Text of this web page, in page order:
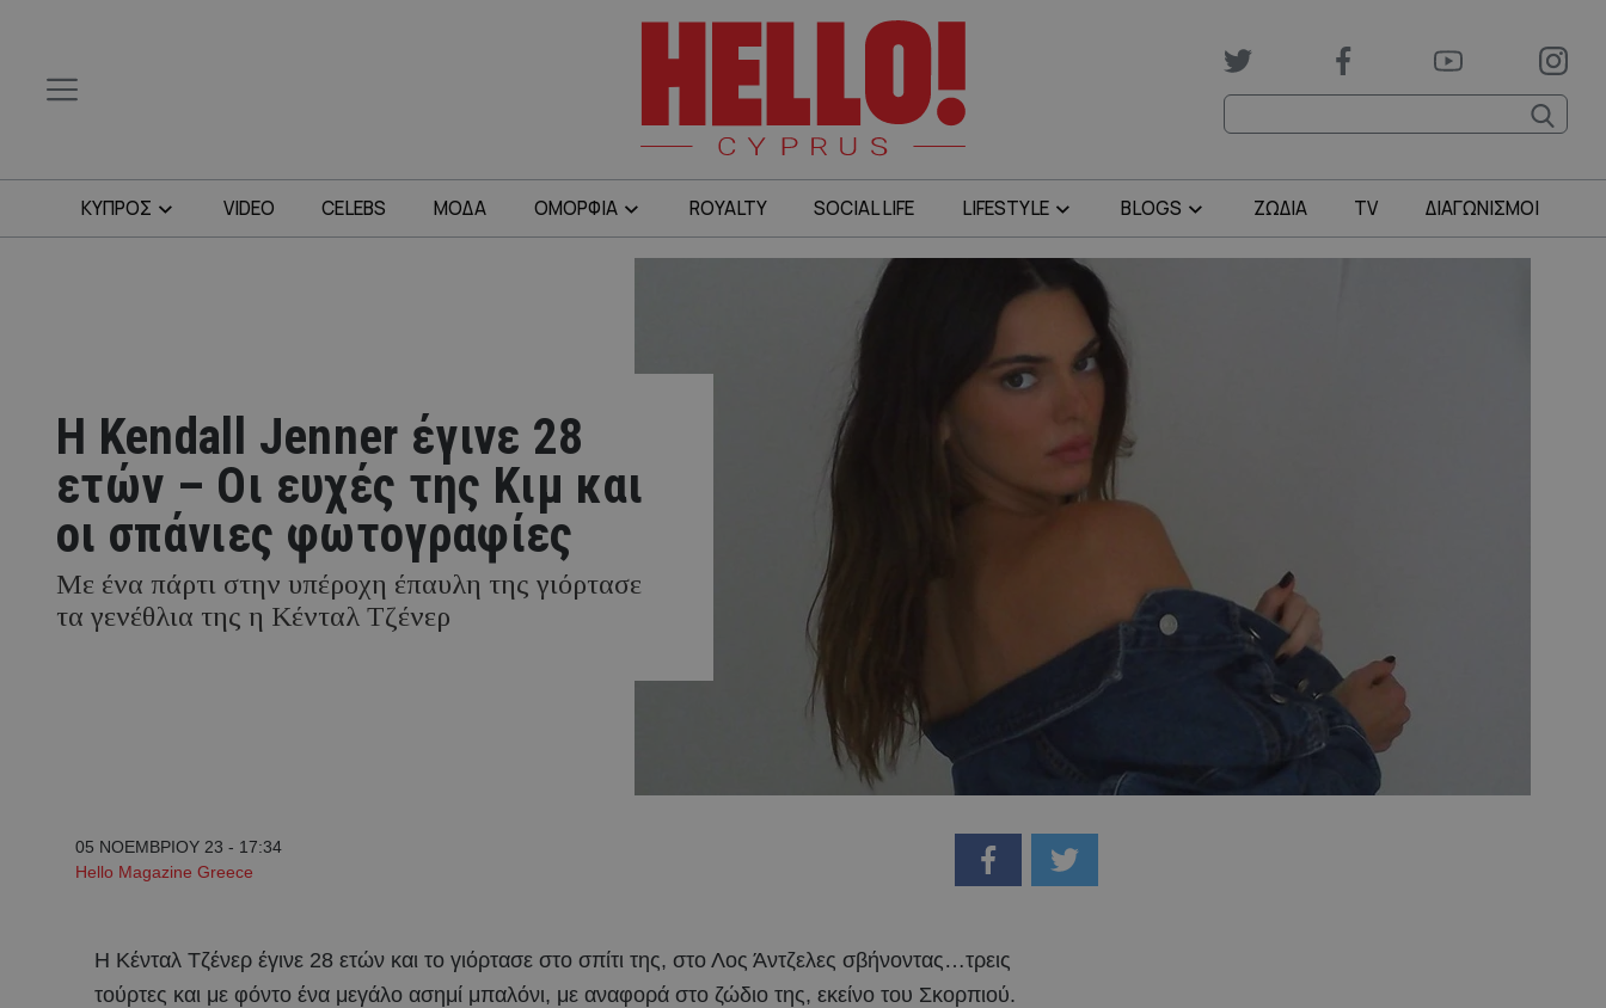
ΚΥΠΡΟΣ VIDEO CELEBS ΜΟΔΑ ΟΜΟΡΦΙΑ ROYALTY SOCIAL LIFE LIFESTYLE BLOGS ΖΩΔΙΑ TV ΔΙΑΓΩΝΙΣΜΟΙ
Η Kendall Jenner έγινε 28
ετών – Οι ευχές της Κιμ και
οι σπάνιες φωτογραφίες
Με ένα πάρτι στην υπέροχη έπαυλη της γιόρτασε
τα γενέθλια της η Κένταλ Τζένερ
05 ΝΟΕΜΒΡΙΟΥ 23 - 17:34
Hello Magazine Greece
Η Κένταλ Τζένερ έγινε 28 ετών και το γιόρτασε στο σπίτι της, στο Λος Άντζελες σβήνοντας…τρεις
τούρτες και με φόντο ένα μεγάλο ασημί μπαλόνι, με αναφορά στο ζώδιο της, εκείνο του Σκορπιού.